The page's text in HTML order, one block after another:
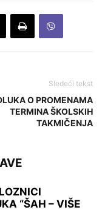
Sledeći tekst
O PROMENAMA
TERMINA ŠKOLSKIH
TAKMIČENJA
“ŠAH – VIŠE